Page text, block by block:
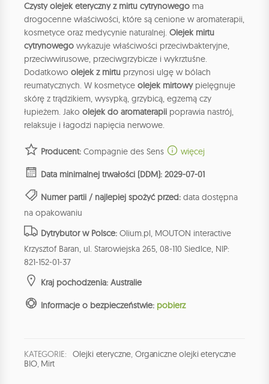
Czysty olejek eteryczny z mirtu cytrynowego ma
drogocenne właściwości, które są cenione w aromaterapii,
kosmetyce oraz medycynie naturalnej. Olejek mirtu
cytrynowego wykazuje właściwości przeciwbakteryjne,
przeciwwirusowe, przeciwgrzybicze i wykrztuśne.
Dodatkowo olejek z mirtu przynosi ulgę w bólach
reumatycznych. W kosmetyce olejek mirtowypielęgnuje
skórę z trądzikiem, wysypką, grzybicą, egzemą czy
łupieżem. Jako olejek do aromaterapii poprawia nastrój,
relaksuje i łagodzi napięcia nerwowe.
Producent: Compagnie des Sens więcej
Data minimalnej trwałości (DDM): 2029-07-01
Numer partii / najlepiej spożyć przed: data dostępna
na opakowaniu
Dytrybutor w Polsce: Olium.pl, MOUTON interactive
Krzysztof Baran, ul. Starowiejska 265, 08-110 Siedlce, NIP:
821-152-01-37
Kraj pochodzenia: Australie
Informacje o bezpieczeństwie: pobierz
KATEGORIE: Olejki eteryczne, Organiczne olejki eteryczne
BIO, Mirt